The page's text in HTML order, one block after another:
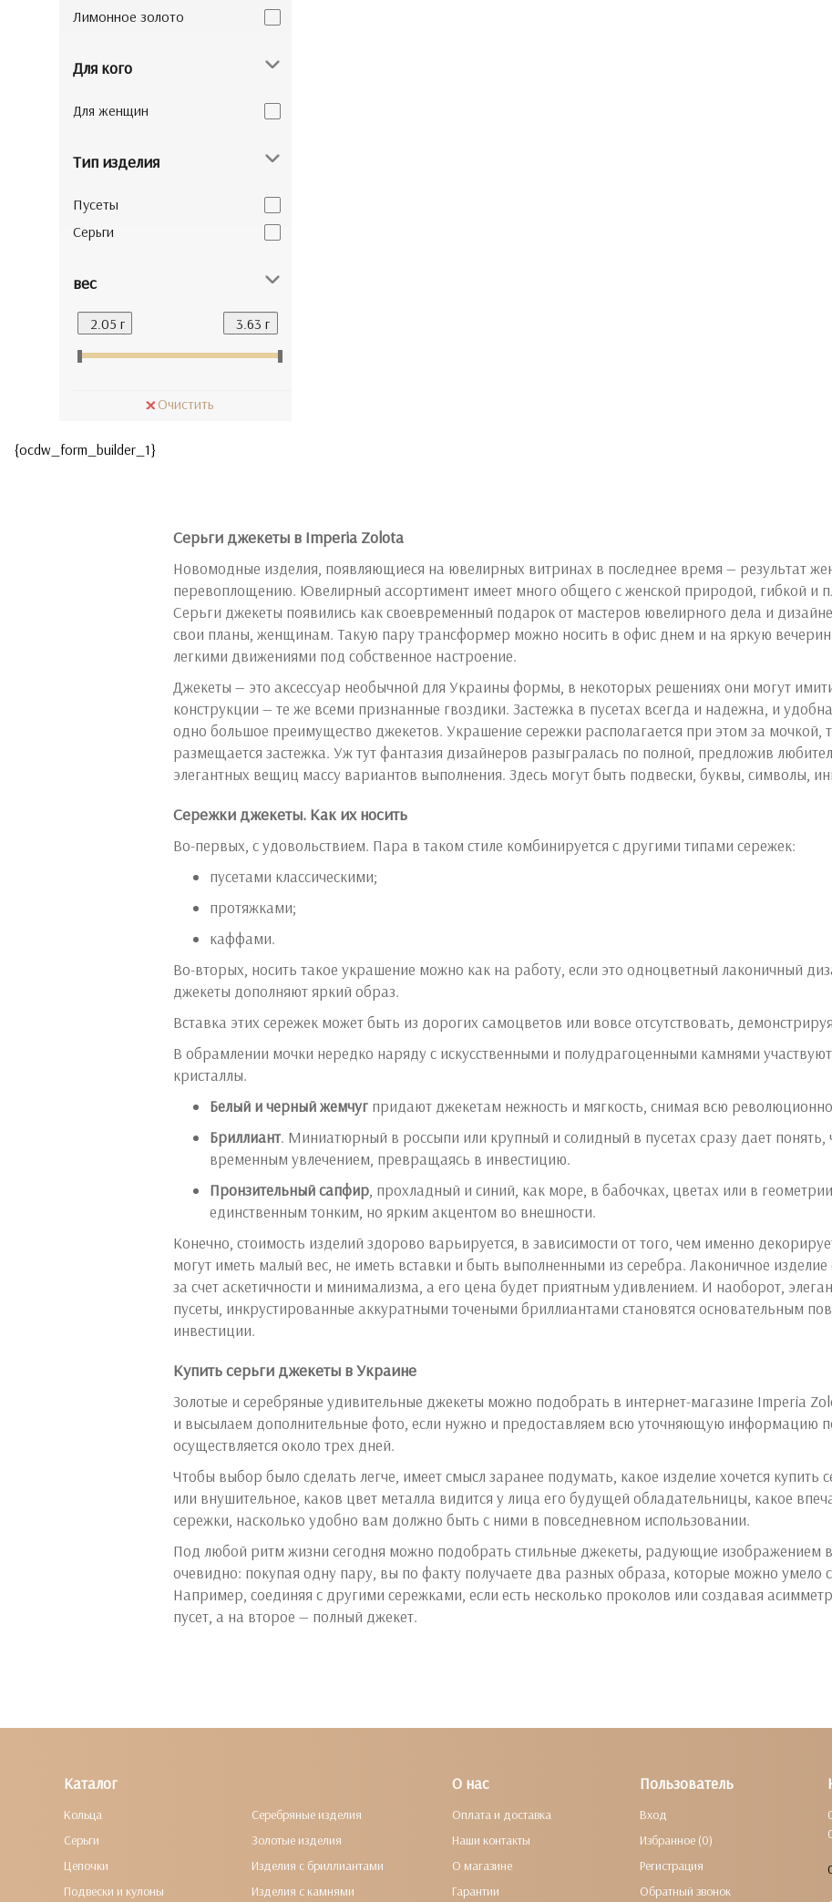
Лимонное золото
Для кого
Для женщин
Тип изделия
Пусеты
Серьги
вес
Очистить
{ocdw_form_builder_1}
Серьги джекеты в Imperia Zolota
Новомодные изделия, появляющиеся на ювелирных витринах в последнее время — результат
перевоплощению. Ювелирный ассортимент имеет много общего с женской природой, гибкой и
Серьги джекеты появились как своевременный подарок от мастеров ювелирного дела и
свои планы, женщинам. Такую пару трансформер можно носить в офис днем и на яркую
легкими движениями под собственное настроение.
Джекеты — это аксессуар необычной для Украины формы, в некоторых решениях они могут
конструкции — те же всеми признанные гвоздики. Застежка в пусетах всегда и надежна, и
одно большое преимущество джекетов. Украшение сережки располагается при этом за мочкой,
размещается застежка. Уж тут фантазия дизайнеров разыгралась по полной, предложив
элегантных вещиц массу вариантов выполнения. Здесь могут быть подвески, буквы, символы,
Сережки джекеты. Как их носить
Во-первых, с удовольствием. Пара в таком стиле комбинируется с другими типами сережек:
пусетами классическими;
протяжками;
каффами.
Во-вторых, носить такое украшение можно как на работу, если это одноцветный лаконичный
джекеты дополняют яркий образ.
Вставка этих сережек может быть из дорогих самоцветов или вовсе отсутствовать,
В обрамлении мочки нередко наряду с искусственными и полудрагоценными камнями
кристаллы.
Белый и черный жемчуг придают джекетам нежность и мягкость, снимая всю
Бриллиант. Миниатюрный в россыпи или крупный и солидный в пусетах сразу дает понять,
временным увлечением, превращаясь в инвестицию.
Пронзительный сапфир , прохладный и синий, как море, в бабочках, цветах или в
единственным тонким, но ярким акцентом во внешности.
Конечно, стоимость изделий здорово варьируется, в зависимости от того, чем именно
могут иметь малый вес, не иметь вставки и быть выполненными из серебра. Лаконичное изделие
за счет аскетичности и минимализма, а его цена будет приятным удивлением. И наоборот,
пусеты, инкрустированные аккуратными точеными бриллиантами становятся основательным
инвестиции.
Купить серьги джекеты в Украине
Золотые и серебряные удивительные джекеты можно подобрать в интернет-магазине Imperia
и высылаем дополнительные фото, если нужно и предоставляем всю уточняющую информацию
осуществляется около трех дней.
Чтобы выбор было сделать легче, имеет смысл заранее подумать, какое изделие хочется купить
или внушительное, каков цвет металла видится у лица его будущей обладательницы, какое
сережки, насколько удобно вам должно быть с ними в повседневном использовании.
Под любой ритм жизни сегодня можно подобрать стильные джекеты, радующие изображением
очевидно: покупая одну пару, вы по факту получаете два разных образа, которые можно умело
Например, соединяя с другими сережками, если есть несколько проколов или создавая
пусет, а на второе — полный джекет.
Каталог
Кольца
Серьги
Цепочки
Подвески и кулоны
Серебряные изделия
Золотые изделия
Изделия с бриллиантами
Изделия с камнями
О нас
Оплата и доставка
Наши контакты
О магазине
Гарантии
Пользователь
Вход
Избранное (0)
Регистрация
Обратный звонок